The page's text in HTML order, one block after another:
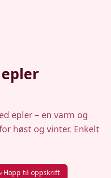
epler – en varm og
høst og vinter. Enkelt
Hopp til oppskrift